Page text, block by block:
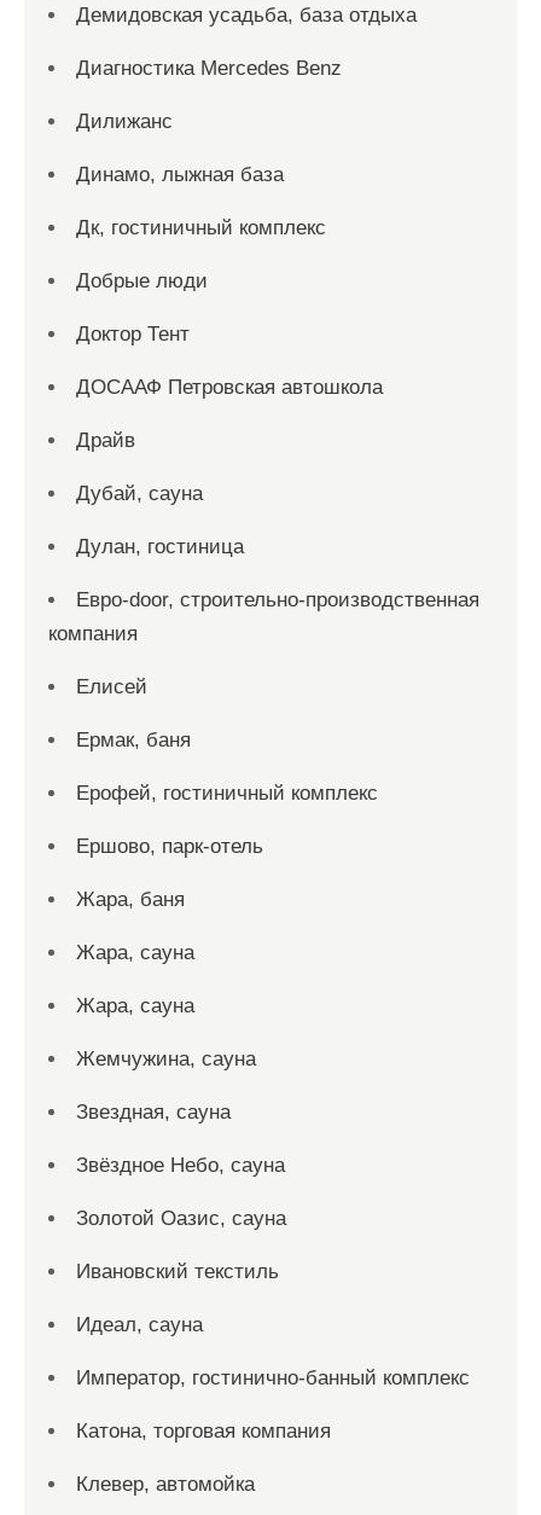
Демидовская усадьба, база отдыха
Диагностика Mercedes Benz
Дилижанс
Динамо, лыжная база
Дк, гостиничный комплекс
Добрые люди
Доктор Тент
ДОСААФ Петровская автошкола
Драйв
Дубай, сауна
Дулан, гостиница
Евро-door, строительно-производственная
компания
Елисей
Ермак, баня
Ерофей, гостиничный комплекс
Ершово, парк-отель
Жара, баня
Жара, сауна
Жара, сауна
Жемчужина, сауна
Звездная, сауна
Звёздное Небо, сауна
Золотой Оазис, сауна
Ивановский текстиль
Идеал, сауна
Император, гостинично-банный комплекс
Катона, торговая компания
Клевер, автомойка